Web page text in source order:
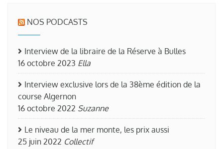
NOS PODCASTS
Interview de la libraire de la Réserve à Bulles
16 octobre 2023 Ella
Interview exclusive lors de la 38ème édition de la
course Algernon
16 octobre 2022 Suzanne
Le niveau de la mer monte, les prix aussi
25 juin 2022 Collectif